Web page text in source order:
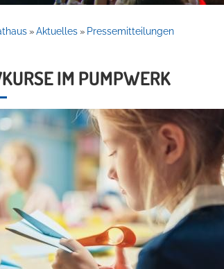
» Aktuelles » Pressemitteilungen
IM PUMPWERK